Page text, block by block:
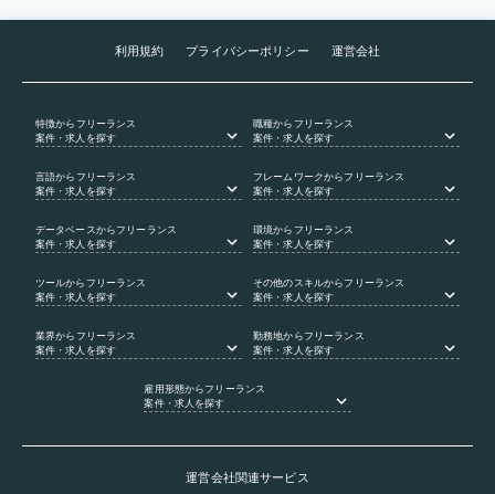
利用規約 プライバシーポリシー 運営会社
特徴からフリーランス
案件・求人を探す
職種からフリーランス
案件・求人を探す
言語からフリーランス
案件・求人を探す
フレームワークからフリーランス
案件・求人を探す
データベース からフリーランス
案件・求人を探す
環境からフリーランス
案件・求人を探す
ツールからフリーランス
案件・求人を探す
その他のスキルからフリーランス
案件・求人を探す
業界からフリーランス
案件・求人を探す
勤務地からフリーランス
案件・求人を探す
雇用形態からフリーランス
案件・求人を探す
運営会社関連サービス